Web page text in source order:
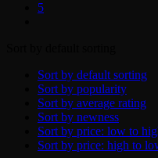
5
Sort by default sorting
Sort by popularity
Sort by average rating
Sort by newness
Sort by price: low to
Sort by price: high to